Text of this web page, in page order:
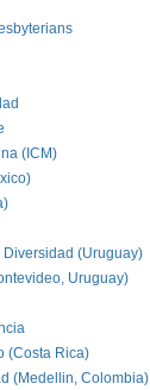
(ICM)
(Uruguay)
Uruguay)
(Costa Rica)
(Medellin, Colombia)